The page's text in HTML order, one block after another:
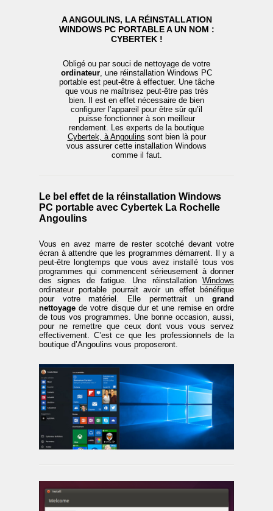
A ANGOULINS, LA RÉINSTALLATION
WINDOWS PC PORTABLE A UN NOM :
CYBERTEK !
Obligé ou par souci de nettoyage de votre
ordinateur, une réinstallation Windows PC
portable est peut-être à effectuer. Une tâche
que vous ne maîtrisez peut-être pas très
bien. Il est en effet nécessaire de bien
configurer l’appareil pour être sûr qu’il
puisse fonctionner à son meilleur
rendement. Les experts de la boutique
Cybertek, à Angoulins sont bien là pour
vous assurer cette installation Windows
comme il faut.
Le bel effet de la réinstallation Windows
PC portable avec Cybertek La Rochelle
Angoulins
Vous en avez marre de rester scotché devant votre
écran à attendre que les programmes démarrent. Il y a
peut-être longtemps que vous avez installé tous vos
programmes qui commencent sérieusement à donner
des signes de fatigue. Une réinstallation Windows
ordinateur portable pourrait avoir un effet bénéfique
pour votre matériel. Elle permettrait un grand
nettoyage de votre disque dur et une remise en ordre
de tous vos programmes. Une bonne occasion, aussi,
pour ne remettre que ceux dont vous vous servez
effectivement. C’est ce que les professionnels de la
boutique d’Angoulins vous proposeront.